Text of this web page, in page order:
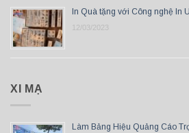
In Quà tặng với Công nghệ In
12/03/2023
XI MẠ
Làm Bảng Hiệu Quảng Cáo